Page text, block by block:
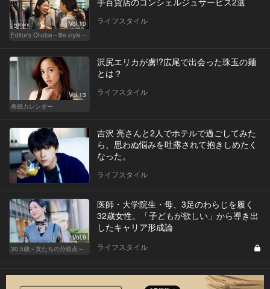
Vol.10
Editor's Choice～life style～
ライフスタイル
Vol.13
表紙カレンダー
沢尻エリカが虜!?広尾で出会った珠玉の麺
とは？
ライフスタイル
吉沢 亮さんと2人でホテルで過ごしてみた
ら、思わぬ悩みを吐露されて抱きしめたく
なった。
ライフスタイル
Vol.9
30.5歳～女たちの分岐点～
医師・大学院生・母、3足のわらじを履く
32歳女性。「子どもが欲しい」から導き出
したキャリア形成論
ライフスタイル